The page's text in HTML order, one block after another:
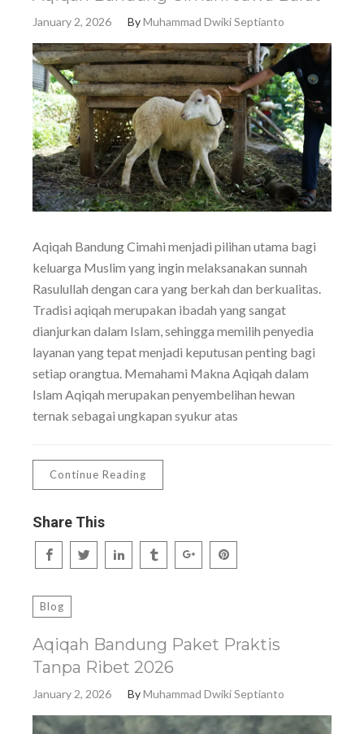
January 2, 2026 ByMuhammad Dwiki Septianto
Aqiqah Bandung Cimahi menjadi pilihan utama bagi
keluarga Muslim yang ingin melaksanakan sunnah
Rasulullah dengan cara yang berkah dan berkualitas.
Tradisi aqiqah merupakan ibadah yang sangat
dianjurkan dalam Islam, sehingga memilih penyedia
layanan yang tepat menjadi keputusan penting bagi
setiap orangtua. Memahami Makna Aqiqah dalam
Islam Aqiqah merupakan penyembelihan hewan
ternak sebagai ungkapan syukur atas
Continue Reading
Share This
Blog
Aqiqah Bandung Paket Praktis
Tanpa Ribet 2026
January 2, 2026 ByMuhammad Dwiki Septianto